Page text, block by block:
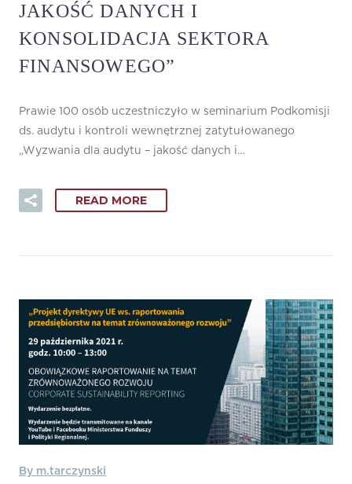
JAKOŚĆ DANYCH I
KONSOLIDACJA SEKTORA
FINANSOWEGO”
Prawie 100 osób uczestniczyło w seminarium Podkomisji
ds. audytu i kontroli wewnętrznej zatytułowanego
„Wyzwania dla audytu – jakość danych i…
READ MORE
By m.tarczynski